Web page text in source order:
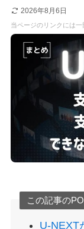
2026年8月6日
当ページのリンクには一
この記事の
U-NEXT